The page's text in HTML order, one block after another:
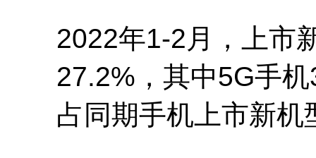
2022年1-2月，上市
27.2%，其中5G手
占同期手机上市新机